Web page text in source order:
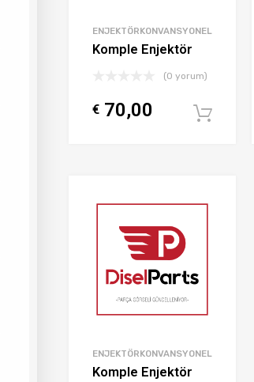
ENJEKTÖRKONVANSYONEL
Komple Enjektör
(0 yorum)
€ 70,00
ENJEKTÖRKONVANSYONEL
Komple Enjektör